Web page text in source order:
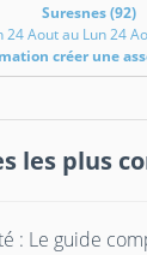
Suresnes (92)
24 Aout au Lun 24
créer une
les plus
: Le guide